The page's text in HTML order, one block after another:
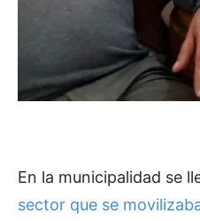
En la municipalidad se
sector que se